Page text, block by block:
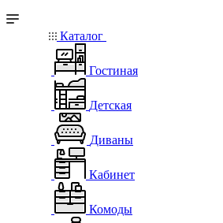
Каталог
Гостиная
Детская
Диваны
Кабинет
Комоды